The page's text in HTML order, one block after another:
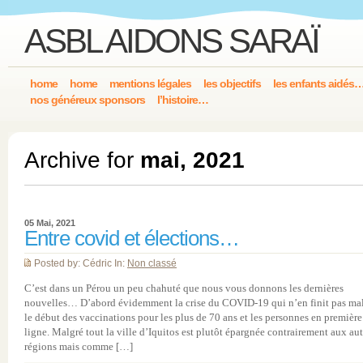
ASBL AIDONS SARAÏ
home home mentions légales les objectifs
les enfants
nos généreux sponsors
l’histoire…
Archive for mai, 2021
05 Mai, 2021
Entre covid et élections…
Posted by: Cédric In: Non classé
C’est dans un Pérou un peu chahuté que nous vous donnons les dernières
nouvelles… D’abord évidemment la crise du COVID-19 qui n’en finit pas
le début des vaccinations pour les plus de 70 ans et les personnes en première
ligne. Malgré tout la ville d’Iquitos est plutôt épargnée contrairement aux
régions mais comme […]